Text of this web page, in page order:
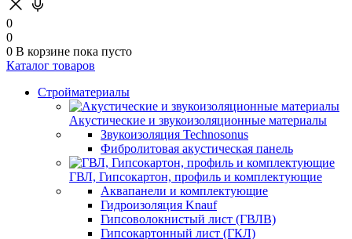
0
0
0 В корзине пока пусто
Каталог товаров
Стройматериалы
Акустические и звукоизоляционные материалы
Звукоизоляция Technosonus
Фибролитовая акустическая панель
ГВЛ, Гипсокартон, профиль и комплектующие
Аквапанели и комплектующие
Гидроизоляция Knauf
Гипсоволокнистый лист (ГВЛВ)
Гипсокартонный лист (ГКЛ)